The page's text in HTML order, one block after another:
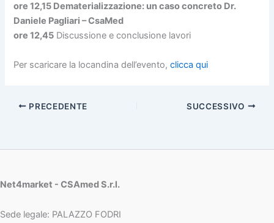
ore 12,15 Dematerializzazione: un caso concreto Dr.
Daniele Pagliari – CsaMed
ore 12,45 Discussione e conclusione lavori
Per scaricare la locandina dell’evento,clicca qui
PRECEDENTE SUCCESSIVO
Net4market - CSAmed S.r.l.
Sede legale: PALAZZO FODRI